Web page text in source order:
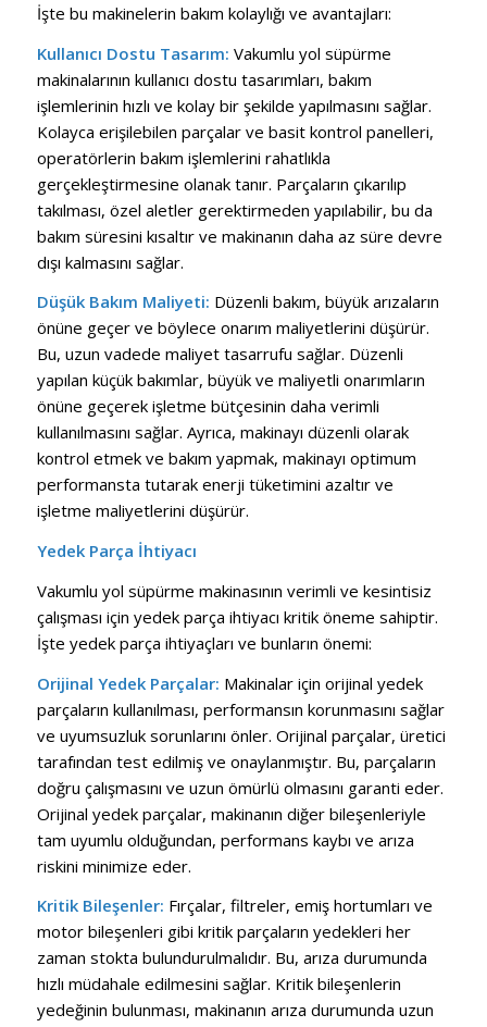
İşte bu makinelerin bakım kolaylığı ve avantajları:
Kullanıcı Dostu Tasarım: Vakumlu yol süpürme
makinalarının kullanıcı dostu tasarımları, bakım
işlemlerinin hızlı ve kolay bir şekilde yapılmasını sağlar.
Kolayca erişilebilen parçalar ve basit kontrol panelleri,
operatörlerin bakım işlemlerini rahatlıkla
gerçekleştirmesine olanak tanır. Parçaların çıkarılıp
takılması, özel aletler gerektirmeden yapılabilir, bu da
bakım süresini kısaltır ve makinanın daha az süre devre
dışı kalmasını sağlar.
Düşük Bakım Maliyeti: Düzenli bakım, büyük arızaların
önüne geçer ve böylece onarım maliyetlerini düşürür.
Bu, uzun vadede maliyet tasarrufu sağlar. Düzenli
yapılan küçük bakımlar, büyük ve maliyetli onarımların
önüne geçerek işletme bütçesinin daha verimli
kullanılmasını sağlar. Ayrıca, makinayı düzenli olarak
kontrol etmek ve bakım yapmak, makinayı optimum
performansta tutarak enerji tüketimini azaltır ve
işletme maliyetlerini düşürür.
Yedek Parça İhtiyacı
Vakumlu yol süpürme makinasının verimli ve kesintisiz
çalışması için yedek parça ihtiyacı kritik öneme sahiptir.
İşte yedek parça ihtiyaçları ve bunların önemi:
Orijinal Yedek Parçalar: Makinalar için orijinal yedek
parçaların kullanılması, performansın korunmasını sağlar
ve uyumsuzluk sorunlarını önler. Orijinal parçalar, üretici
tarafından test edilmiş ve onaylanmıştır. Bu, parçaların
doğru çalışmasını ve uzun ömürlü olmasını garanti eder.
Orijinal yedek parçalar, makinanın diğer bileşenleriyle
tam uyumlu olduğundan, performans kaybı ve arıza
riskini minimize eder.
Kritik Bileşenler: Fırçalar, filtreler, emiş hortumları ve
motor bileşenleri gibi kritik parçaların yedekleri her
zaman stokta bulundurulmalıdır. Bu, arıza durumunda
hızlı müdahale edilmesini sağlar. Kritik bileşenlerin
yedeğinin bulunması, makinanın arıza durumunda uzun